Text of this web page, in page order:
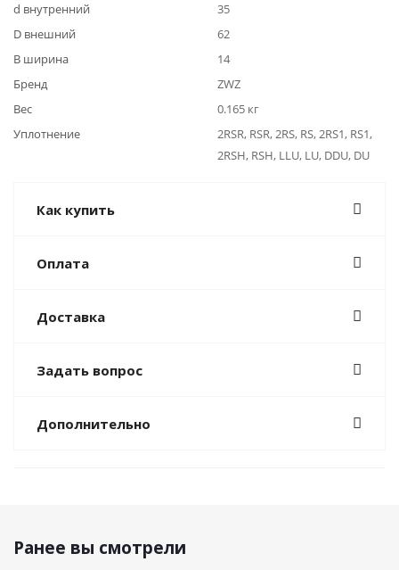
d внутренний
35
D внешний
62
B ширина
14
Бренд
ZWZ
Вес
0.165 кг
Уплотнение
2RSR, RSR, 2RS, RS, 2RS1, RS1,
2RSH, RSH, LLU, LU, DDU, DU
Как купить
Оплата
Доставка
Задать вопрос
Дополнительно
Ранее вы смотрели